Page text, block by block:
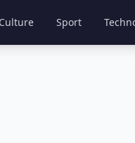
Culture Sport